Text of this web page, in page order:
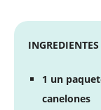
INGREDIENTES
1 un
canelones